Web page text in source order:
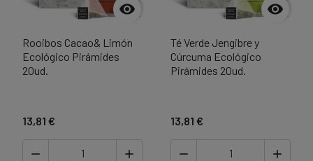

Rooibos Cacao& Limón
Ecológico Pirámides
20ud.
13,81 €
 

Té Verde Jengibre y
Cúrcuma Ecológico
Pirámides 20ud.
13,81 €
 